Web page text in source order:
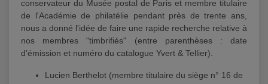
conservateur du Musée postal de Paris et membre titulaire
de l'Académie de philatélie pendant près de trente ans,
nous a donné l'idée de faire une rapide recherche relative à
nos membres "timbrifiés" (entre parenthèses : date
d'émission et numéro du catalogue Yvert & Tellier).
Lucien Berthelot (membre titulaire du siège n° 16 de